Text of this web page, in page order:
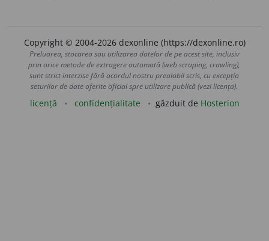
Copyright © 2004-2026 dexonline (https://dexonline.ro)
Preluarea, stocarea sau utilizarea datelor de pe acest site, inclusiv
prin orice metode de extragere automată (web scraping, crawling),
sunt strict interzise fără acordul nostru prealabil scris, cu excepția
seturilor de date oferite oficial spre utilizare publică (vezi licența).
licență confidențialitate găzduit de Hosterion